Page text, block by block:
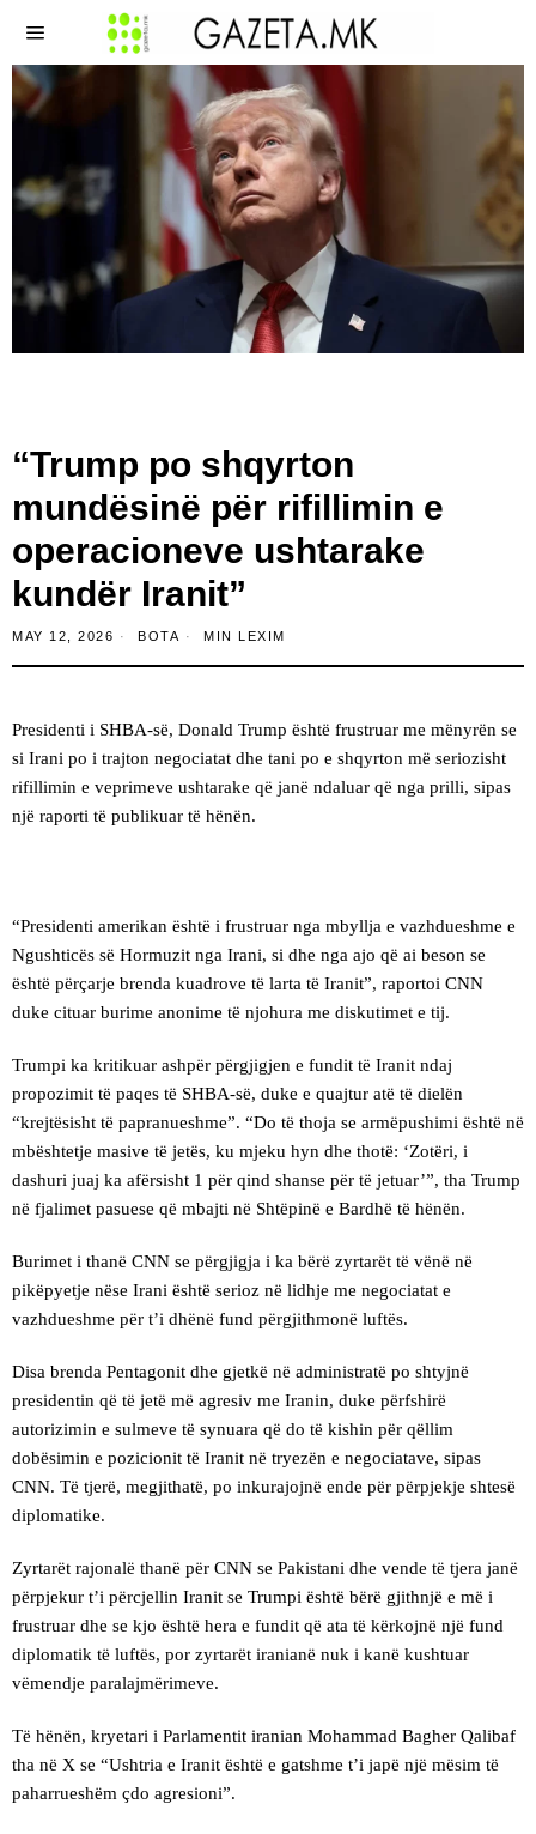
“Trump po shqyrton
mundësinë për rifillimin e
operacioneve ushtarake
kundër Iranit”
MAY 12, 2026 BOTA MIN LEXIM
Presidenti i SHBA-së, Donald Trump është frustruar me mënyrën se
si Irani po i trajton negociatat dhe tani po e shqyrton më seriozisht
rifillimin e veprimeve ushtarake që janë ndaluar që nga prilli, sipas
një raporti të publikuar të hënën.
“Presidenti amerikan është i frustruar nga mbyllja e vazhdueshme e
Ngushticës së Hormuzit nga Irani, si dhe nga ajo që ai beson se
është përçarje brenda kuadrove të larta të Iranit”, raportoi CNN
duke cituar burime anonime të njohura me diskutimet e tij.
Trumpi ka kritikuar ashpër përgjigjen e fundit të Iranit ndaj
propozimit të paqes të SHBA-së, duke e quajtur atë të dielën
“krejtësisht të papranueshme”. “Do të thoja se armëpushimi është në
mbështetje masive të jetës, ku mjeku hyn dhe thotë: ‘Zotëri, i
dashuri juaj ka afërsisht 1 për qind shanse për të jetuar’”, tha Trump
në fjalimet pasuese që mbajti në Shtëpinë e Bardhë të hënën.
Burimet i thanë CNN se përgjigja i ka bërë zyrtarët të vënë në
pikëpyetje nëse Irani është serioz në lidhje me negociatat e
vazhdueshme për t’i dhënë fund përgjithmonë luftës.
Disa brenda Pentagonit dhe gjetkë në administratë po shtyjnë
presidentin që të jetë më agresiv me Iranin, duke përfshirë
autorizimin e sulmeve të synuara që do të kishin për qëllim
dobësimin e pozicionit të Iranit në tryezën e negociatave, sipas
CNN. Të tjerë, megjithatë, po inkurajojnë ende për përpjekje shtesë
diplomatike.
Zyrtarët rajonalë thanë për CNN se Pakistani dhe vende të tjera janë
përpjekur t’i përcjellin Iranit se Trumpi është bërë gjithnjë e më i
frustruar dhe se kjo është hera e fundit që ata të kërkojnë një fund
diplomatik të luftës, por zyrtarët iranianë nuk i kanë kushtuar
vëmendje paralajmërimeve.
Të hënën, kryetari i Parlamentit iranian Mohammad Bagher Qalibaf
tha në X se “Ushtria e Iranit është e gatshme t’i japë një mësim të
paharrueshëm çdo agresioni”.